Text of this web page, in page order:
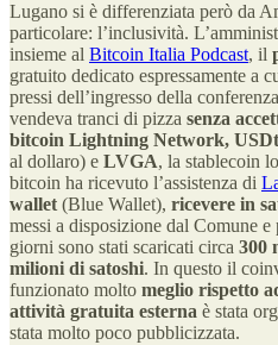
Lugano si è differenziata però da
particolare: l’inclusività.
insieme al Bitcoin Italia Podcast, il
gratuito dedicato espressamente a
pressi dell’ingresso della
vendeva tranci di pizza senza
bitcoin Lightning Network,
al dollaro) e LVGA, la stablecoin
bitcoin ha ricevuto l’assistenza di
wallet(Blue Wallet), ricevere in
messi a disposizione dal Comune
giorni sono stati scaricati circa 300
milioni di satoshi. In questo il
funzionato molto meglio rispetto
attività gratuita esterna è stata
stata molto poco pubblicizzata.